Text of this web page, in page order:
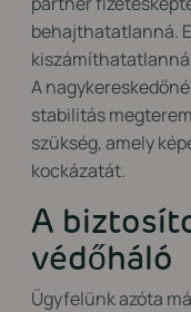
behajthatatlanná.
kiszámíthatatlanná
A
stabilitás
szükség, amely
kockázatát.
A
védőháló
Ügyfelünk azóta